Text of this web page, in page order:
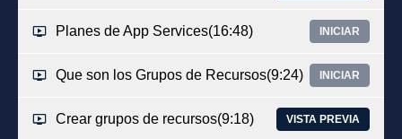
Planes de App Services(16:48) INICIAR
Que son los Grupos de Recursos(9:24) INICIAR
Crear grupos de recursos(9:18) VISTA PREVIA